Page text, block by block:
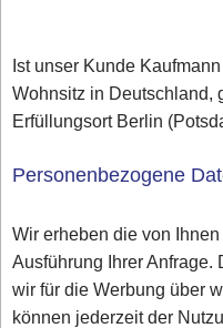
Ist unser Kunde
Wohnsitz in Deutschland,
Erfüllungsort Berlin
Personenbezogene
Wir erheben die von
Ausführung Ihrer
wir für die Werbung über
können jederzeit der